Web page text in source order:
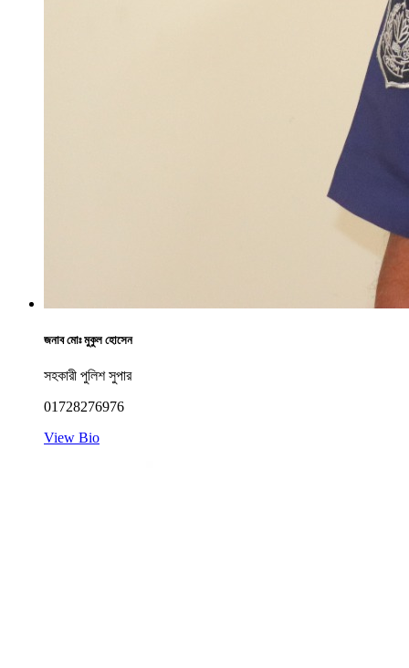
জনাব মোঃ মুকুল হোসেন
সহকারী পুলিশ সুপার
01728276976
View Bio